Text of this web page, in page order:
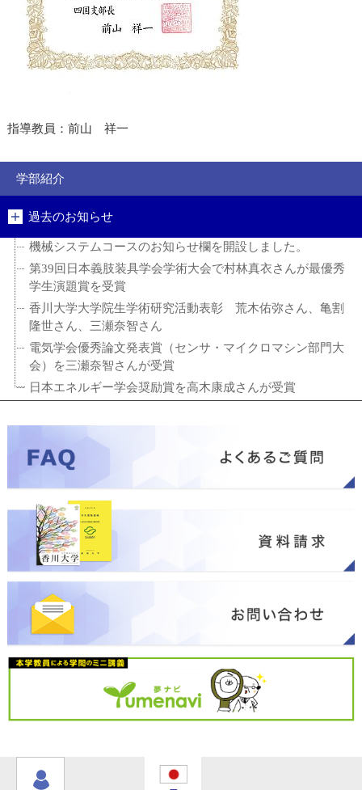
指導教員：前山 祥一
学部紹介
過去のお知らせ
機械システムコースのお知らせ欄を開設しました。
第39回日本義肢装具学会学術大会で村林真衣さんが最優秀
学生演題賞を受賞
香川大学大学院生学術研究活動表彰 荒木佑弥さん、亀割
隆世さん、三瀬奈智さん
電気学会優秀論文発表賞（センサ・マイクロマシン部門大
会）を三瀬奈智さんが受賞
日本エネルギー学会奨励賞を高木康成さんが受賞